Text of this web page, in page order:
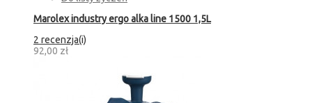
Marolex industry ergo alka line 1500 1,5L
2 recenzja(i)
92,00 zł